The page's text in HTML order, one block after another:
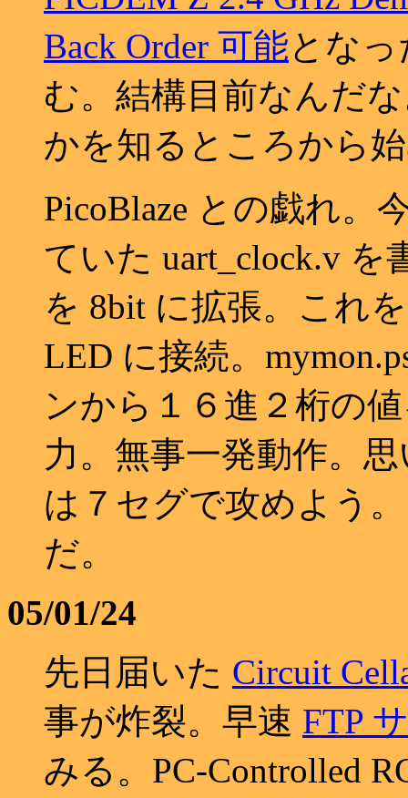
Back Order 可能とな
む。結構目前なんだ
かを知るところから
PicoBlaze との戯れ。
ていた uart_clock.v を
を 8bit に拡張。これ
LED に接続。
ンから１６進２桁の
力。無事一発動作。
は７セグで攻めよう
だ。
05/01/24
先日届いた Circuit
事が炸裂。早速 FTP
みる。PC-Controlled